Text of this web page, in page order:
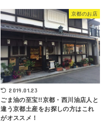
京都のお店
2019.01.23
ごま油の至宝!!京都・西川油店人と
違う京都土産をお探しの方はこれ
がオススメ！